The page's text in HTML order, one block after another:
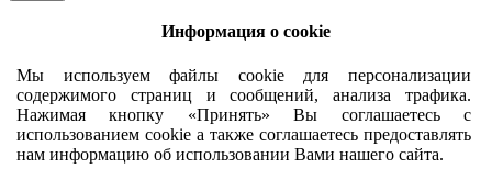
Информация о cookie
Мы используем файлы cookie для персонализации
содержимого страниц и сообщений, анализа трафика.
Нажимая кнопку «Принять» Вы соглашаетесь с
использованием cookie а также соглашаетесь предоставлять
нам информацию об использовании Вами нашего сайта.